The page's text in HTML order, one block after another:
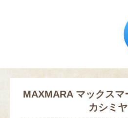
MAXMARA マックス
カシミ